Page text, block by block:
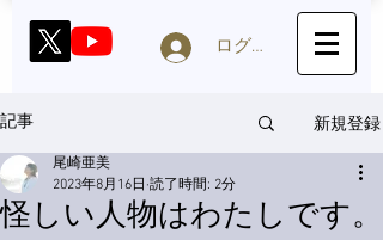
ログイン
記事 新規登録
怪しい人物はわたしです。
尾崎亜美
2023年8月16日 読了時間: 2分